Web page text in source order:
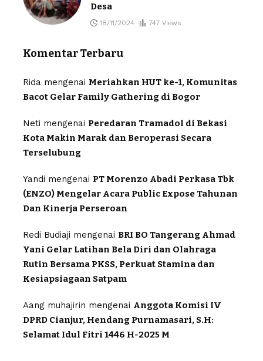
Desa
18/11/2024 747 Views
Komentar Terbaru
Rida mengenai Meriahkan HUT ke-1, Komunitas
Bacot Gelar Family Gathering di Bogor
Neti mengenai Peredaran Tramadol di Bekasi
Kota Makin Marak dan Beroperasi Secara
Terselubung
Yandi mengenai PT Morenzo Abadi Perkasa Tbk
(ENZO) Mengelar Acara Public Expose Tahunan
Dan Kinerja Perseroan
Redi Budiaji mengenai BRI BO Tangerang Ahmad
Yani Gelar Latihan Bela Diri dan Olahraga
Rutin Bersama PKSS, Perkuat Stamina dan
Kesiapsiagaan Satpam
Aang muhajirin mengenai Anggota Komisi IV
DPRD Cianjur, Hendang Purnamasari, S.H:
Selamat Idul Fitri 1446 H-2025 M